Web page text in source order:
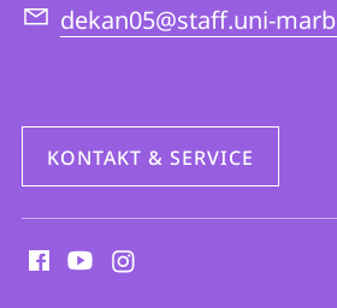
dekan05@staff.uni-
KONTAKT & SERVICE
Media